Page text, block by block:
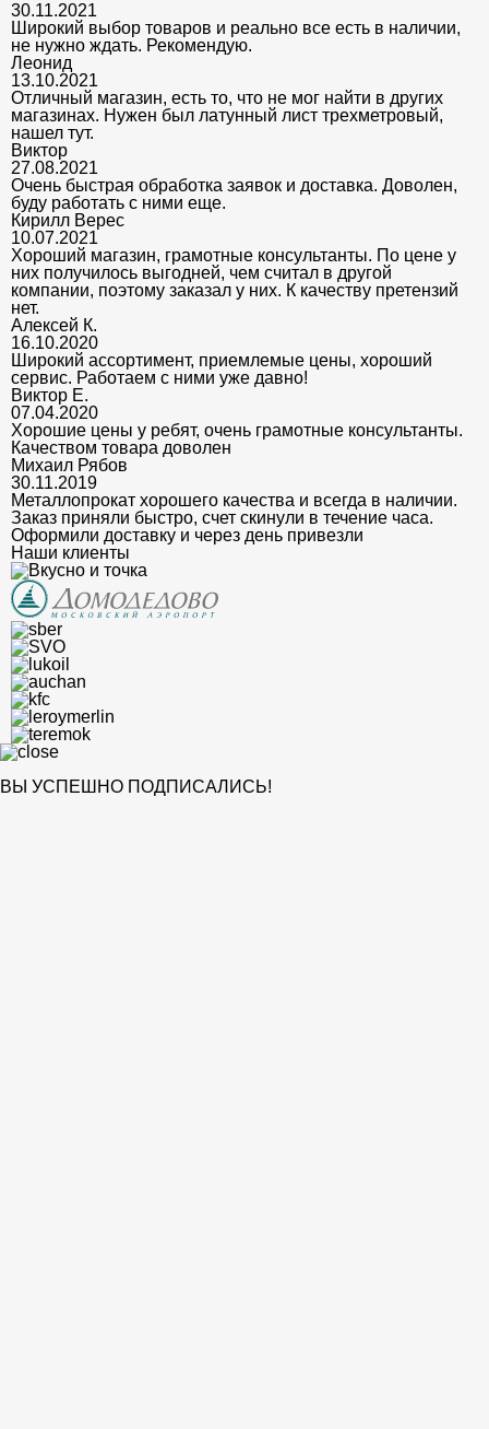
30.11.2021
Широкий выбор товаров и реально все есть в наличии,
не нужно ждать. Рекомендую.
Леонид
13.10.2021
Отличный магазин, есть то, что не мог найти в других
магазинах. Нужен был латунный лист трехметровый,
нашел тут.
Виктор
27.08.2021
Очень быстрая обработка заявок и доставка. Доволен,
буду работать с ними еще.
Кирилл Верес
10.07.2021
Хороший магазин, грамотные консультанты. По цене у
них получилось выгодней, чем считал в другой
компании, поэтому заказал у них. К качеству претензий
нет.
Алексей К.
16.10.2020
Широкий ассортимент, приемлемые цены, хороший
сервис. Работаем с ними уже давно!
Виктор Е.
07.04.2020
Хорошие цены у ребят, очень грамотные консультанты.
Качеством товара доволен
Михаил Рябов
30.11.2019
Металлопрокат хорошего качества и всегда в наличии.
Заказ приняли быстро, счет скинули в течение часа.
Оформили доставку и через день привезли
Наши клиенты
ВЫ УСПЕШНО ПОДПИСАЛИСЬ!